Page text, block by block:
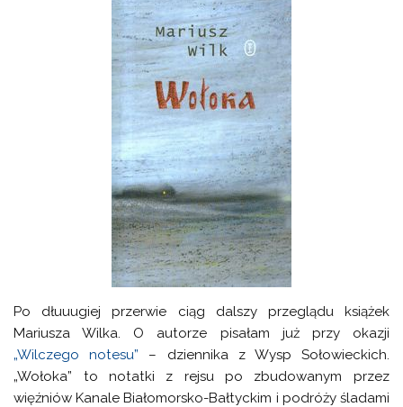
Po dłuuugiej przerwie ciąg dalszy przeglądu książek
Mariusza Wilka. O autorze pisałam już przy okazji
„Wilczego notesu” – dziennika z Wysp Sołowieckich.
„Wołoka” to notatki z rejsu po zbudowanym przez
więźniów Kanale Białomorsko-Bałtyckim i podróży śladami